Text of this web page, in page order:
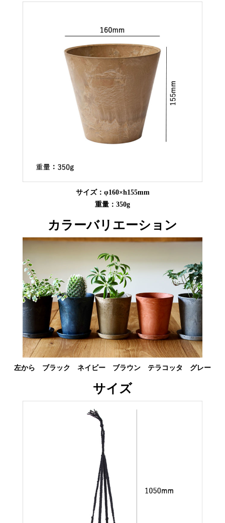
サイズ：φ160×h155mm
重量：350g
カラーバリエーション
左から ブラック ネイビー ブラウン テラコッタ グレー
サイズ